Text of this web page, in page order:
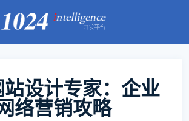
设计专家：企业
络营销攻略